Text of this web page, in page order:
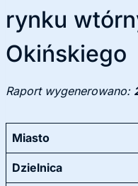
rynku
Okińskiego
Raport wygenerowano:
Miasto
Dzielnica